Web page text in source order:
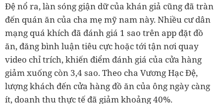
Đệ nổ ra, làn sóng giận dữ của khán giả cũng đã tràn
đến quán ăn của cha mẹ mỹ nam này. Nhiều cư dân
mạng quá khích đã đánh giá 1 sao trên app đặt đồ
ăn, đăng bình luận tiêu cực hoặc tới tận nơi quay
video chỉ trích, khiến điểm đánh giá của cửa hàng
giảm xuống còn 3,4 sao. Theo cha Vương Hạc Đệ,
lượng khách đến cửa hàng đồ ăn của ông ngày càng
ít, doanh thu thực tế đã giảm khoảng 40%.